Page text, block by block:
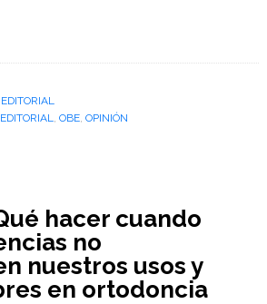
EDITORIAL
EDITORIAL, OBE, OPINIÓN
hacer cuando
no
nuestros usos y
en ortodoncia